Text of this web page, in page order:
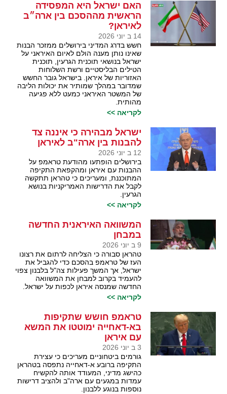
האם ישראל היא המפסידה
הראשית מההסכם בין ארה״ב
לאיראן?
14 ב יוני 2026
חשש בדרג המדיני בירושלים ממזכר הבנות
שאינו נותן מענה הולם לאיום האיראני על
ישראל בנושאי תוכנית הגרעין, תוכנית
הטילים הבליסטיים ורשת השלוחות
האזוריות של איראן. בישראל גובר החשש
שמדובר במהלך שמותיר את יכולות הליבה
של המשטר האיראני כמעט ללא פגיעה
מהותית.
לקריאה >>
ישראל מבהירה כי איננה צד
להבנות בין ארה"ב לאיראן
12 ב יוני 2026
בירושלים הופתעו מהודעת טראמפ על
ההבנות עם איראן ומהקפאת התקיפה
המתוכננת, ומעריכים כי טהראן תתקשה
לקבל את הדרישות האמריקניות בנושא
הגרעין.
לקריאה >>
המשוואה האיראנית החדשה
במבחן
9 ב יוני 2026
טהראן סבורה כי הצליחה לרתום את רצונו
העז של טראמפ בהסכם כדי להגביל את
ישראל, אך המשך פעילות צה"ל בלבנון צפוי
להעמיד בקרוב למבחן את המשוואה
החדשה שמנסה איראן לכפות על ישראל.
לקריאה >>
טראמפ חושש שתקיפות
בא-דאחייה ימוטטו את המשא
עם איראן
3 ב יוני 2026
גורמים ביטחוניים מעריכים כי עצירת
התקיפה ברובע א-דאחייה נתפסה בטהראן
כהישג מדיני, המעודד אותה להקשיח
עמדות במגעים עם ארה"ב ולהציב דרישות
נוספות בנוגע ללבנון.